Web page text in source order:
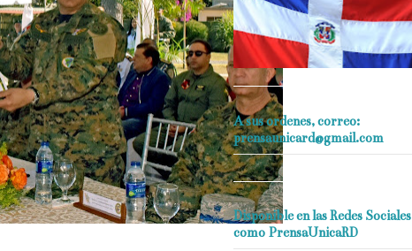
A sus ordenes, correo:
prensaunicard@gmail.com
Disponible en las Redes Sociales
como PrensaUnicaRD